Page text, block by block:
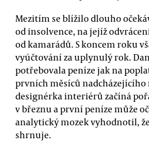
Mezitím se blížilo dlouho
od insolvence, na jejíž
od kamarádů. S koncem roku
vyúčtování za uplynulý rok.
potřebovala peníze jak na
prvních měsíců
designérka interiérů začíná
v březnu a první peníze může
analytický mozek vyhodnotil,
shrnuje.